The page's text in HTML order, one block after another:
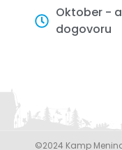
Oktober -
dogovoru
©2024 Kamp